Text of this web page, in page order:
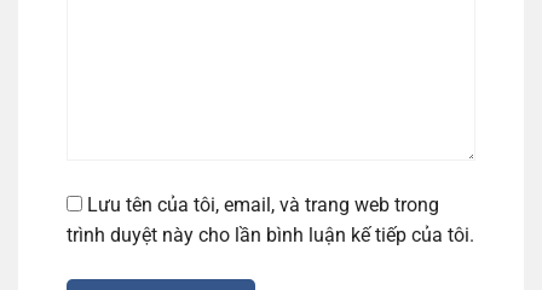
Lưu tên của tôi, email, và trang web trong
trình duyệt này cho lần bình luận kế tiếp của tôi.